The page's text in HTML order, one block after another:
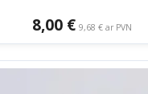
8,00 € 9,68 € ar PVN